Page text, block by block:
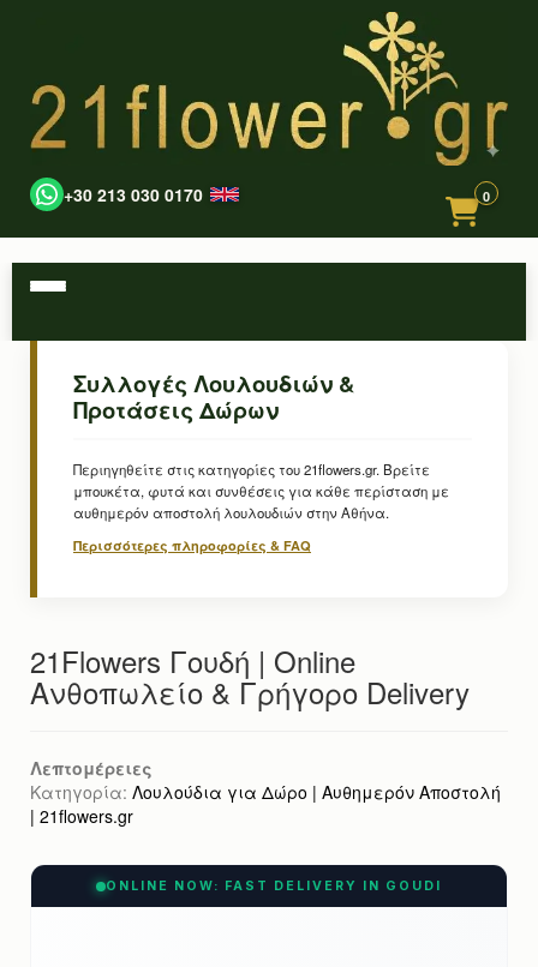
+30 213 030 0170 0
Συλλογές Λουλουδιών &
Προτάσεις Δώρων
Περιηγηθείτε στις κατηγορίες του 21flowers.gr. Βρείτε
μπουκέτα, φυτά και συνθέσεις για κάθε περίσταση με
αυθημερόν αποστολή λουλουδιών στην Αθήνα.
Περισσότερες πληροφορίες & FAQ
21Flowers Γουδή | Online
Ανθοπωλείο & Γρήγορο Delivery
Λεπτομέρειες
Κατηγορία: Λουλούδια για Δώρο | Αυθημερόν Αποστολή
| 21flowers.gr
ONLINE NOW: FAST DELIVERY IN GOUDI